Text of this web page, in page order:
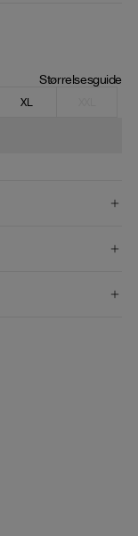
Størrelsesguide
XL